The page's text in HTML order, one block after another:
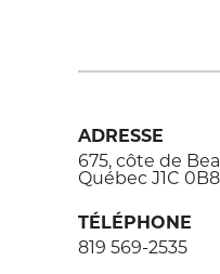
ADRESSE
675, côte de
Québec J1C 0B8
TÉLÉPHONE
819 569-2535